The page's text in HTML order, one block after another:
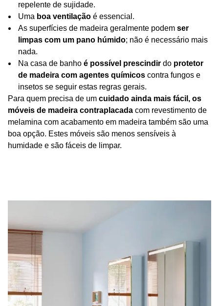
repelente de sujidade.
Uma boa ventilação é essencial.
As superfícies de madeira geralmente podem ser
limpas com um pano húmido; não é necessário mais
nada.
Na casa de banho é possível prescindir do protetor
de madeira com agentes químicos contra fungos e
insetos se seguir estas regras gerais.
Para quem precisa de um cuidado ainda mais fácil, os
móveis de madeira contraplacada com revestimento de
melamina com acabamento em madeira também são uma
boa opção. Estes móveis são menos sensíveis à
humidade e são fáceis de limpar.